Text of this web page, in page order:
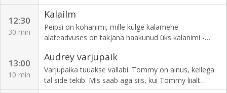
ning prestiižseima elurajooni Kadrioru, mis 2018.
aastal 300. sünnipäeva tähistas. Režissöör Andres
Lepasar, produtsent Ruth Heinmaa.
12:30
30 min
Kalailm
Peipsi on kohanimi, mille külge kalamehe
alateadvuses on takjana haakunud üks kalanimi -
ahven, kuivõrd tänapäeval käiakse Peipsi järve peal
püüdmas eeskätt ikka just seda kala. Ahvenat
jahitakse Peipsil suure suve ajal, vara-, kesk- ja
hilissügisel ning ka läbi terve talve; jahitakse
erisuguste lantide ja tirkudega, nii- ja naasuguste
13:00
10 min
Audrey varjupaik
Varjupaika tuuakse vallabi. Tommy on ainus, kellega
tal side tekib. Mis saab aga siis, kui Tommy liialt
vallabi külge klammerdub?